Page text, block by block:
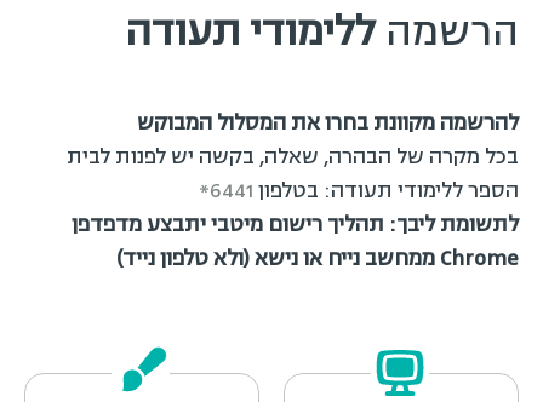
הרשמהללימודי תעודה
להרשמה מקוונת בחרו את המסלול המבוקש
בכל מקרה של הבהרה, שאלה, בקשה יש לפנות לבית
הספר ללימודי תעודה: בטלפון 6441*
לתשומת ליבך: תהליך רישום מיטבי יתבצע מדפדפן
Chrome ממחשב נייח או נישא (ולא טלפון נייד)